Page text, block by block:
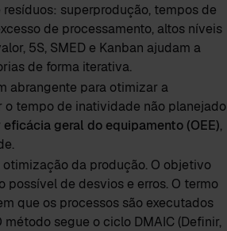
superprodução, tempos de
de processamento, altos níveis
5S, SMED e Kanban ajudam a
de forma iterativa.
abrangente para otimizar a
tempo de inatividade não planejado
eficácia geral do equipamento (OEE),
da produção. O objetivo
de desvios e erros. O termo
que os processos são executados
segue o ciclo DMAIC (Definir,